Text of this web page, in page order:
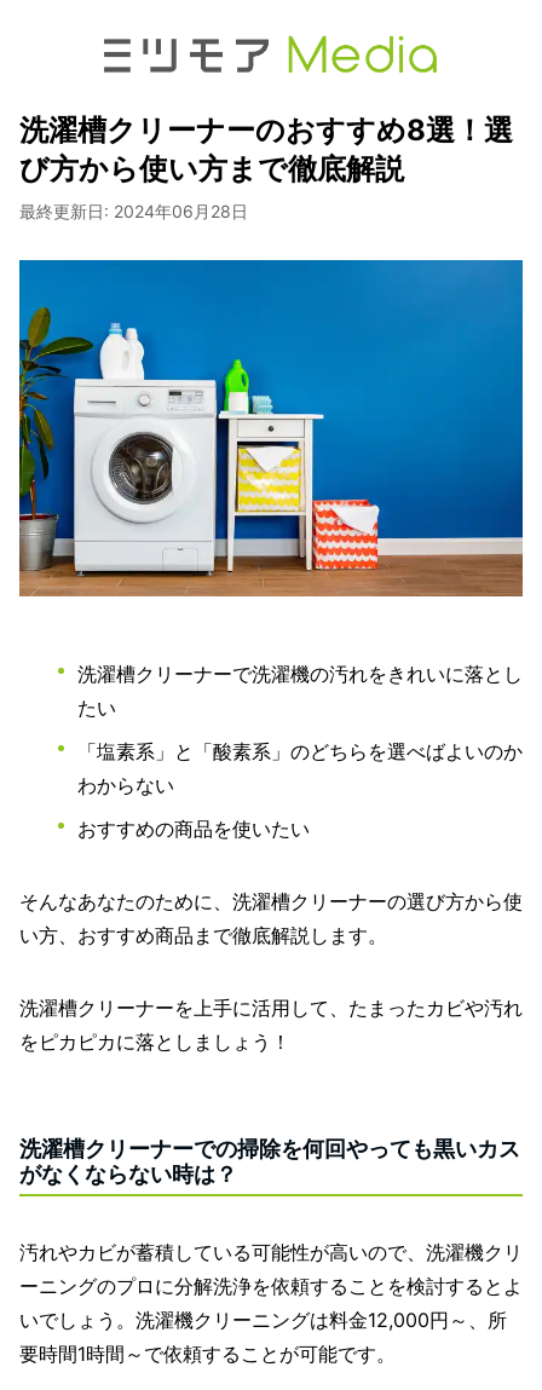
洗濯槽クリーナーのおすすめ8選！選
び方から使い方まで徹底解説
最終更新日: 2024年06月28日
洗濯槽クリーナーで洗濯機の汚れをきれいに落とし
たい
「塩素系」と「酸素系」のどちらを選べばよいのか
わからない
おすすめの商品を使いたい
そんなあなたのために、洗濯槽クリーナーの選び方から使
い方、おすすめ商品まで徹底解説します。
洗濯槽クリーナーを上手に活用して、たまったカビや汚れ
をピカピカに落としましょう！
洗濯槽クリーナーでの掃除を何回やっても黒いカス
がなくならない時は？
汚れやカビが蓄積している可能性が高いので、洗濯機クリ
ーニングのプロに分解洗浄を依頼することを検討するとよ
いでしょう。洗濯機クリーニングは料金12,000円～、所
要時間1時間～で依頼することが可能です。